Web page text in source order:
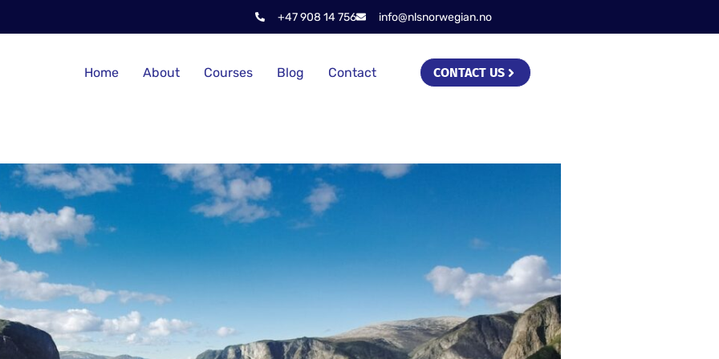
+47 908 14 756 info@nlsnorwegian.no
Home About Courses Blog Contact CONTACT US